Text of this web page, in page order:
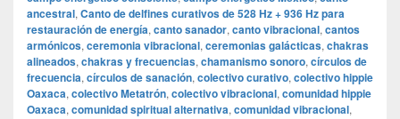
ancestral, Canto de delfines curativos de 528 Hz + 936 Hz para
restauración de energía, canto sanador, canto vibracional, cantos
armónicos, ceremonia vibracional, ceremonias galácticas, chakras
alineados, chakras y frecuencias, chamanismo sonoro, círculos de
frecuencia, círculos de sanación, colectivo curativo, colectivo hippie
Oaxaca, colectivo Metatrón, colectivo vibracional, comunidad hippie
Oaxaca, comunidad spiritual alternativa, comunidad vibracional,